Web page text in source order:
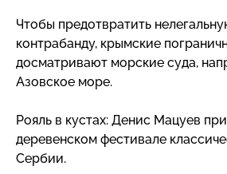
Чтобы предотвратить
контрабанду, крымские
досматривают морские суда,
Азовское море.
Рояль в кустах: Денис Мацуев
деревенском фестивале
Сербии.